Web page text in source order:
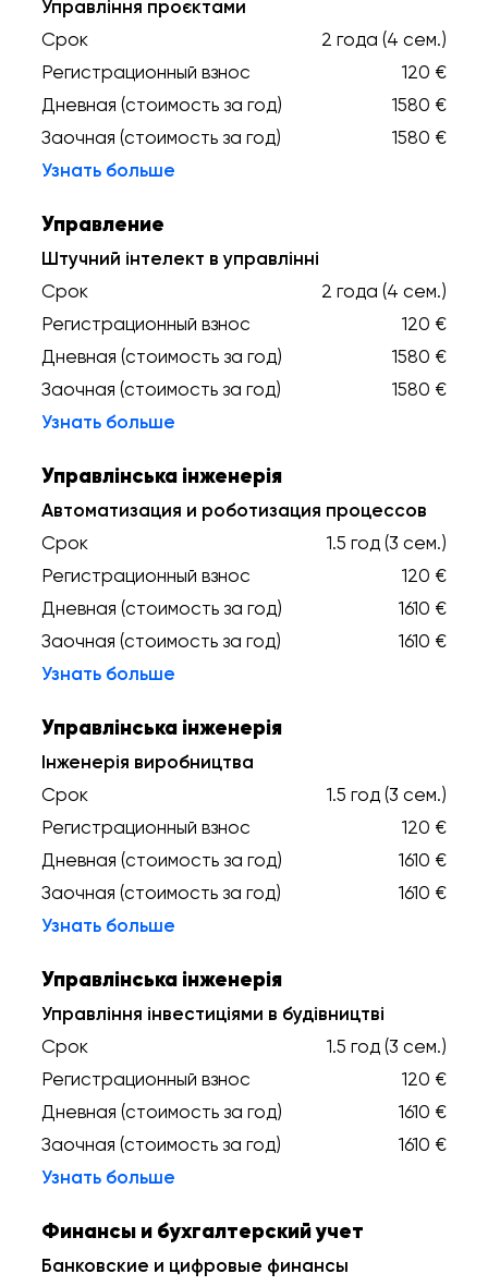
Управління проєктами
Срок
2 года (4 сем.)
Регистрационный взнос
120 €
Дневная (стоимость за год)
1580 €
Заочная (стоимость за год)
1580 €
Узнать больше
Управление
Штучний інтелект в управлінні
Срок
2 года (4 сем.)
Регистрационный взнос
120 €
Дневная (стоимость за год)
1580 €
Заочная (стоимость за год)
1580 €
Узнать больше
Управлінська інженерія
Автоматизация и роботизация процессов
Срок
1.5 год (3 сем.)
Регистрационный взнос
120 €
Дневная (стоимость за год)
1610 €
Заочная (стоимость за год)
1610 €
Узнать больше
Управлінська інженерія
Інженерія виробництва
Срок
1.5 год (3 сем.)
Регистрационный взнос
120 €
Дневная (стоимость за год)
1610 €
Заочная (стоимость за год)
1610 €
Узнать больше
Управлінська інженерія
Управління інвестиціями в будівництві
Срок
1.5 год (3 сем.)
Регистрационный взнос
120 €
Дневная (стоимость за год)
1610 €
Заочная (стоимость за год)
1610 €
Узнать больше
Финансы и бухгалтерский учет
Банковские и цифровые финансы